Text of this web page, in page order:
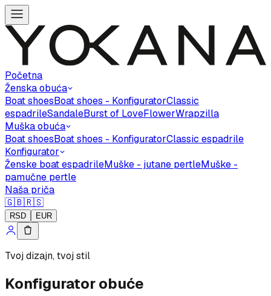
Početna
Ženska obuća
Boat shoesBoat shoes - KonfiguratorClassic
espadrileSandaleBurst of LoveFlowerWrapzilla
Muška obuća
Boat shoesBoat shoes - KonfiguratorClassic espadrile
Konfigurator
Ženske boat espadrileMuške - jutane pertleMuške -
pamučne pertle
Naša priča
🇬🇧🇷🇸
RSD EUR
Tvoj dizajn, tvoj stil
Konfigurator obuće